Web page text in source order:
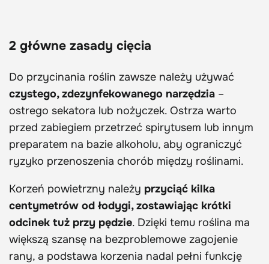
2 główne zasady cięcia
Do przycinania roślin zawsze należy używać
czystego, zdezynfekowanego narzędzia –
ostrego sekatora lub nożyczek. Ostrza warto
przed zabiegiem przetrzeć spirytusem lub innym
preparatem na bazie alkoholu, aby ograniczyć
ryzyko przenoszenia chorób między roślinami.
Korzeń powietrzny należy przyciąć kilka
centymetrów od łodygi, zostawiając krótki
odcinek tuż przy pędzie. Dzięki temu roślina ma
większą szansę na bezproblemowe zagojenie
rany, a podstawa korzenia nadal pełni funkcję